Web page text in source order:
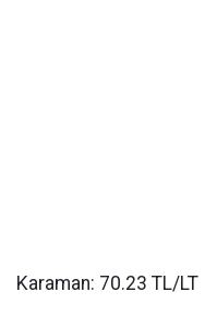
Karaman: 70.23 TL/LT